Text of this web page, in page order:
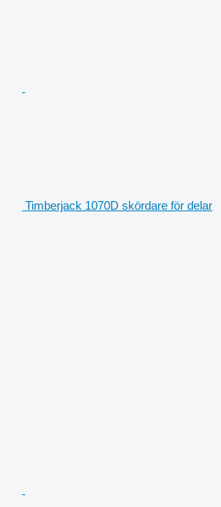
Timberjack 1070D skördare för delar